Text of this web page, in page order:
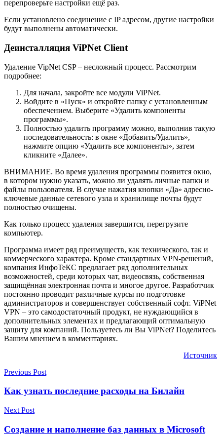
перепроверьте настройки ещё раз.
Если установлено соединение с IP адресом, другие настройки
будут выполнены автоматически.
Деинсталляция ViPNet Client
Удаление VipNet CSP – несложный процесс. Рассмотрим
подробнее:
Для начала, закройте все модули ViPNet.
Войдите в «Пуск» и откройте папку с установленным
обеспечением. Выберите «Удалить компоненты
программы».
Полностью удалить программу можно, выполнив такую
последовательность: в окне «Добавить/Удалить»,
нажмите опцию «Удалить все компоненты», затем
кликните «Далее».
ВНИМАНИЕ. Во время удаления программы появится окно,
в котором нужно указать, можно ли удалять личные папки и
файлы пользователя. В случае нажатия кнопки «Да» адресно-
ключевые данные сетевого узла и хранилище почты будут
полностью очищены.
Как только процесс удаления завершится, перегрузите
компьютер.
Программа имеет ряд преимуществ, как технического, так и
коммерческого характера. Кроме стандартных VPN-решений,
компания ИнфоТеКС предлагает ряд дополнительных
возможностей, среди которых чат, видеосвязь, собственная
защищённая электронная почта и многое другое. Разработчик
постоянно проводит различные курсы по подготовке
администраторов и совершенствует собственный софт. ViPNet
VPN – это самодостаточный продукт, не нуждающийся в
дополнительных элементах и предлагающий оптимальную
защиту для компаний. Пользуетесь ли Вы ViPNet? Поделитесь
Вашим мнением в комментариях.
Источник
Previous Post
Как узнать последние расходы на Билайн
Next Post
Создание и наполнение баз данных в Microsoft